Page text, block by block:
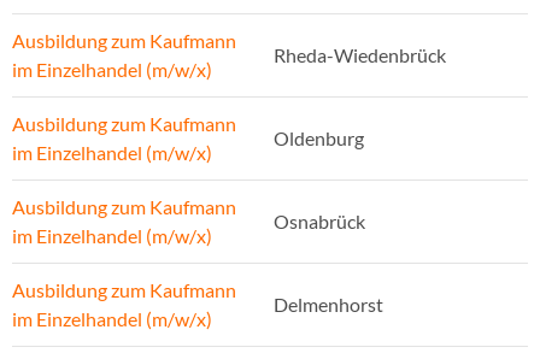
Ausbildung zum Kaufmann
im Einzelhandel (m/w/x)
Rheda-Wiedenbrück
Ausbildung zum Kaufmann
im Einzelhandel (m/w/x)
Oldenburg
Ausbildung zum Kaufmann
im Einzelhandel (m/w/x)
Osnabrück
Ausbildung zum Kaufmann
im Einzelhandel (m/w/x)
Delmenhorst